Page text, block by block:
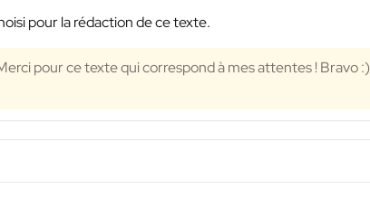
pour la rédaction de ce texte.
pour ce texte qui correspond à mes attentes ! Bravo :)